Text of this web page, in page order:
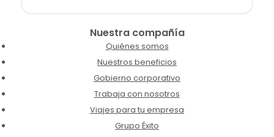
Nuestra compañía
Quiénes somos
Nuestros beneficios
Gobierno corporativo
Trabaja con nosotros
Viajes para tu empresa
Grupo Éxito